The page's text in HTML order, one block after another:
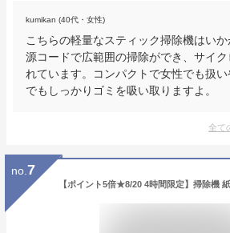
kumikan (40代・女性)
こちらの軽量なスティック掃除機はい
源コードで広範囲の掃除ができ、サイ
れています。コンパクトで女性でも扱
でもしっかりゴミを吸い取りますよ。
全て
no. 7